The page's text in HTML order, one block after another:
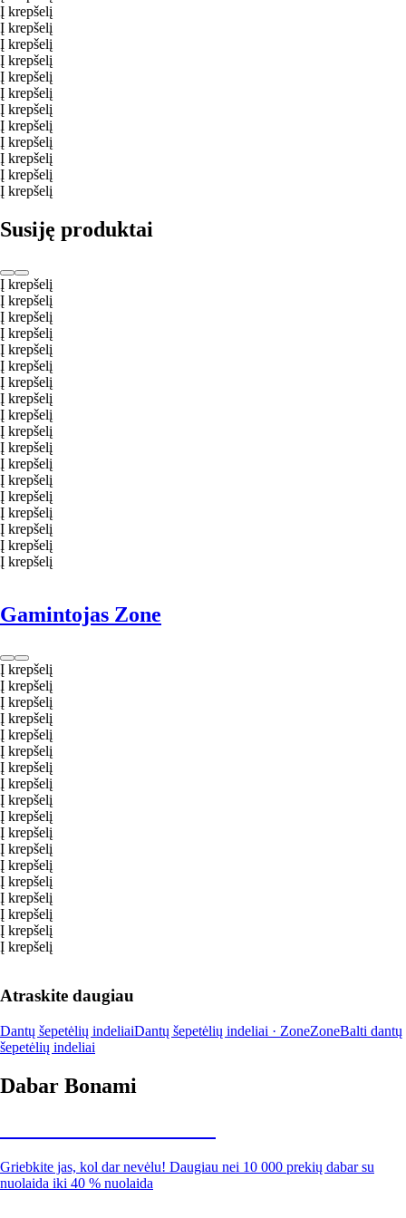
Į krepšelį
Į krepšelį
Į krepšelį
Į krepšelį
Į krepšelį
Į krepšelį
Į krepšelį
Į krepšelį
Į krepšelį
Į krepšelį
Į krepšelį
Į krepšelį
Susiję produktai
Į krepšelį
Į krepšelį
Į krepšelį
Į krepšelį
Į krepšelį
Į krepšelį
Į krepšelį
Į krepšelį
Į krepšelį
Į krepšelį
Į krepšelį
Į krepšelį
Į krepšelį
Į krepšelį
Į krepšelį
Į krepšelį
Į krepšelį
Į krepšelį
Gamintojas Zone
Į krepšelį
Į krepšelį
Į krepšelį
Į krepšelį
Į krepšelį
Į krepšelį
Į krepšelį
Į krepšelį
Į krepšelį
Į krepšelį
Į krepšelį
Į krepšelį
Į krepšelį
Į krepšelį
Į krepšelį
Į krepšelį
Į krepšelį
Į krepšelį
Atraskite daugiau
Dantų šepetėlių indeliaiDantų šepetėlių indeliai · ZoneZoneBalti dantų
šepetėlių indeliai
Dabar Bonami
Griebkite jas, kol dar nevėlu! Daugiau nei 10 000 prekių dabar su
nuolaida iki 40 % nuolaida